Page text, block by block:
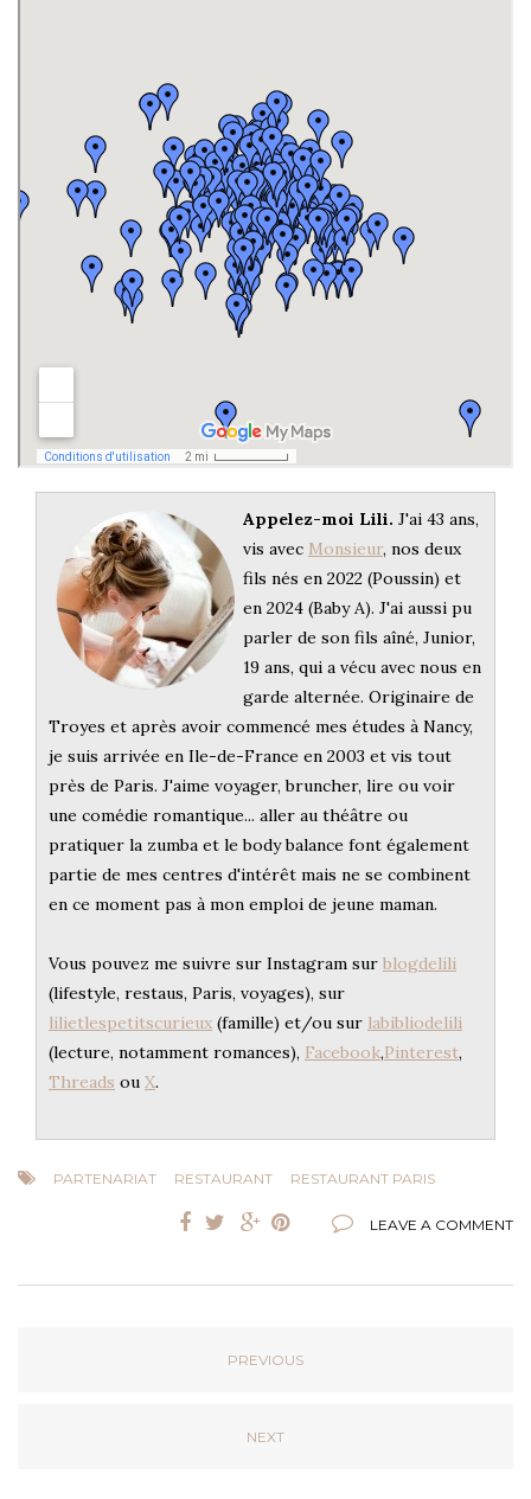
Appelez-moi Lili. J'ai 43 ans,
vis avec Monsieur, nos deux
fils nés en 2022 (Poussin) et
en 2024 (Baby A). J'ai aussi pu
parler de son fils aîné, Junior,
19 ans, qui a vécu avec nous en
garde alternée. Originaire de
Troyes et après avoir commencé mes études à Nancy,
je suis arrivée en Ile-de-France en 2003 et vis tout
près de Paris. J'aime voyager, bruncher, lire ou voir
une comédie romantique... aller au théâtre ou
pratiquer la zumba et le body balance font également
partie de mes centres d'intérêt mais ne se combinent
en ce moment pas à mon emploi de jeune maman.
Vous pouvez me suivre sur Instagram sur blogdelili
(lifestyle, restaus, Paris, voyages), sur
lilietlespetitscurieux (famille) et/ou sur labibliodelili
(lecture, notamment romances), Facebook,Pinterest,
Threads ou X.
PARTENARIAT RESTAURANT RESTAURANT PARIS
LEAVE A COMMENT
PREVIOUS
NEXT